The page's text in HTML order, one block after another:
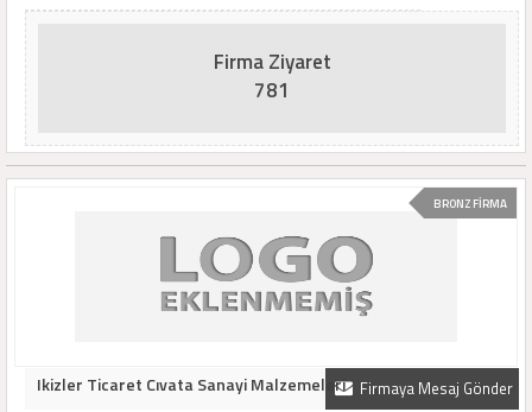
Firma Ziyaret
781
BRONZ FİRMA
Firmaya Mesaj Gönder
Ikizler Ticaret Cıvata Sanayi Malzemeleri